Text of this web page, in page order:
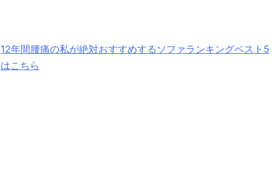
12年間腰痛の私が絶対おすすめするソファランキングベスト5
はこちら